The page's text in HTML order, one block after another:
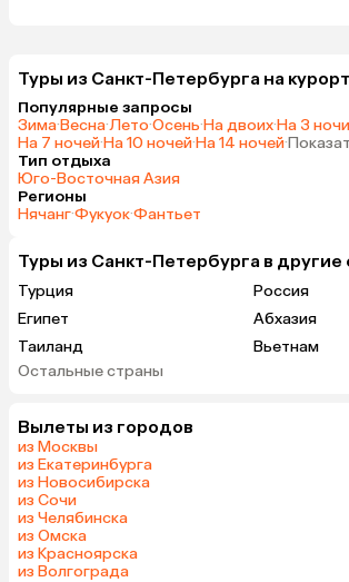
Туры из Санкт-Петербурга на
Популярные запросы
Зима·Весна·Лето·Осень·На двоих·На 3 ночи
На 7 ночей·На 10 ночей·На 14 ночей·
Тип отдыха
Юго-Восточная Азия
Регионы
Нячанг·Фукуок·Фантьет
Туры из Санкт-Петербурга в другие
Турция
Россия
Египет
Абхазия
Таиланд
Вьетнам
ОАЭ
Кипр
Саудовская Аравия
Остальные страны
Вылеты из городов
из Москвы
из Екатеринбурга
из Новосибирска
из Сочи
из Челябинска
из Омска
из Красноярска
из Волгограда